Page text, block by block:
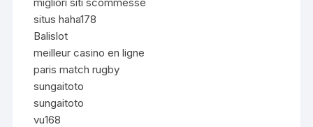
situs haha178
Balislot
meilleur casino en ligne
paris match rugby
sungaitoto
sungaitoto
vu168